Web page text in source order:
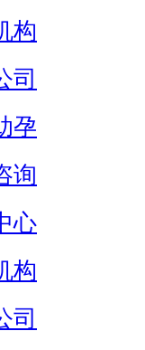
构
司
孕
询
心
构
司